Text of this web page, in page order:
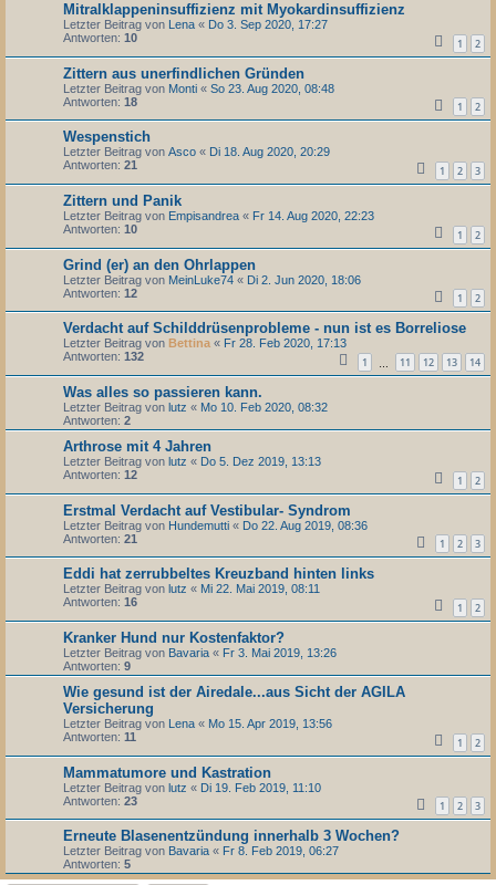
Mitralklappeninsuffizienz mit Myokardinsuffizienz
Letzter Beitrag von Lena « Do 3. Sep 2020, 17:27
Antworten: 10 1 2
Zittern aus unerfindlichen Gründen
Letzter Beitrag von Monti « So 23. Aug 2020, 08:48
Antworten: 18 1 2
Wespenstich
Letzter Beitrag von Asco « Di 18. Aug 2020, 20:29
Antworten: 21 1 2 3
Zittern und Panik
Letzter Beitrag von Empisandrea « Fr 14. Aug 2020, 22:23
Antworten: 10 1 2
Grind (er) an den Ohrlappen
Letzter Beitrag von MeinLuke74 « Di 2. Jun 2020, 18:06
Antworten: 12 1 2
Verdacht auf Schilddrüsenprobleme - nun ist es Borreliose
Letzter Beitrag von Bettina « Fr 28. Feb 2020, 17:13
Antworten: 132 1 11 12 13 14
Was alles so passieren kann.
Letzter Beitrag von lutz « Mo 10. Feb 2020, 08:32
Antworten: 2
Arthrose mit 4 Jahren
Letzter Beitrag von lutz « Do 5. Dez 2019, 13:13
Antworten: 12 1 2
Erstmal Verdacht auf Vestibular- Syndrom
Letzter Beitrag von Hundemutti « Do 22. Aug 2019, 08:36
Antworten: 21 1 2 3
Eddi hat zerrubbeltes Kreuzband hinten links
Letzter Beitrag von lutz « Mi 22. Mai 2019, 08:11
Antworten: 16 1 2
Kranker Hund nur Kostenfaktor?
Letzter Beitrag von Bavaria « Fr 3. Mai 2019, 13:26
Antworten: 9
Wie gesund ist der Airedale...aus Sicht der AGILA
Versicherung
Letzter Beitrag von Lena « Mo 15. Apr 2019, 13:56
Antworten: 11 1 2
Mammatumore und Kastration
Letzter Beitrag von lutz « Di 19. Feb 2019, 11:10
Antworten: 23 1 2 3
Erneute Blasenentzündung innerhalb 3 Wochen?
Letzter Beitrag von Bavaria « Fr 8. Feb 2019, 06:27
Antworten: 5